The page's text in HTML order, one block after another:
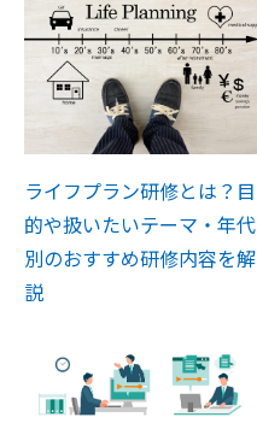
ライフプラン研修とは？目
的や扱いたいテーマ・年代
別のおすすめ研修内容を解
説